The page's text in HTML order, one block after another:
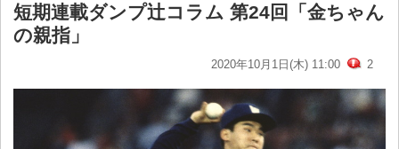
短期連載ダンプ辻コラム 第24回「金ちゃん
の親指」
2020年10月1日(木) 11:00 2